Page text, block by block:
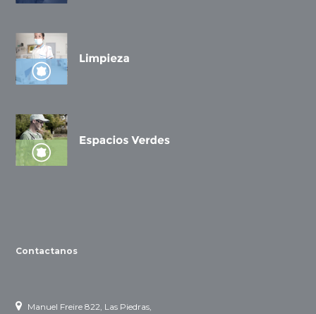
Contactanos
Manuel Freire 822, Las Piedras,